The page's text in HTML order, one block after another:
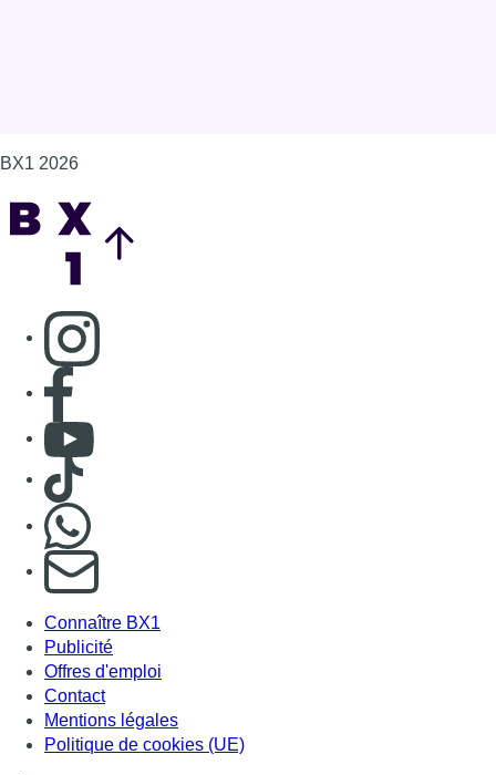
BX1 2026
Consulter page Instagram
Consulter page Facebook
Consulter Youtube
Consulter TikTok
S'abonner à notre newsletter
Connaître BX1
Publicité
Offres d'emploi
Contact
Mentions légales
Politique de cookies (UE)